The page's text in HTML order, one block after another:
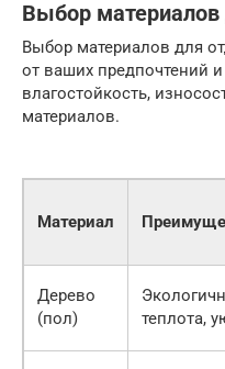
Выбор материалов
Выбор материалов для
от ваших предпочтений
влагостойкость,
материалов.
Материал
Дерево
(пол)
теплота,